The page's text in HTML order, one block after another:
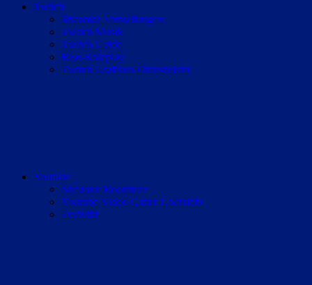
Twitch
Streamer Vorstellungen
Twitch Musik
Twitch Guide
Rise-Roleplay
Twitch Grafiken Dienstleister
Youtube
Streamer Roomtour
Youtube Video Cutter Übersicht
7vsWild